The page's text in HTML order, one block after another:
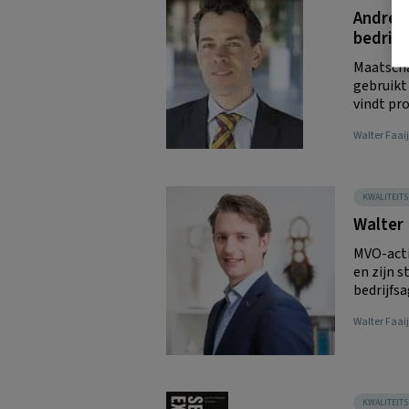
André
gebruikt
vindt
Walter Faaij
Walter
MVO-
en zijn
Walter Faaij